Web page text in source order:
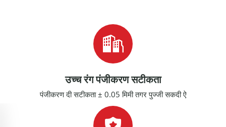
उच्च रंग पंजीकरण सटीकता
पंजीकरण दी सटीकता ± 0.05 मिमी तगर पुज्जी सकदी ऐ